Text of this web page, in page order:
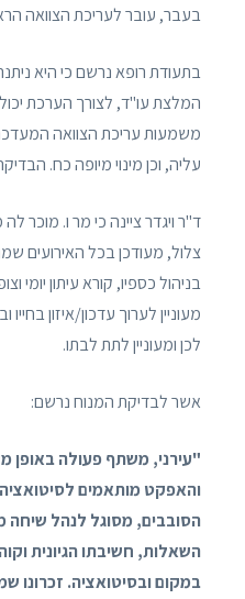
בעבר, עובר לעריכת הצוואה
בתעודת רופא נרשם כי היא
המלצת עו"ד, לצורך הערכת
משמעות עריכת הצוואה
עליה, וכן מינוי מיופה כח.
צלול, מעודכן בכל האירועים
בניהול כספיו, קורא עיתון יומי
מעוניין לערוך עדכון/איזון
לכן ומעוניין לתת לבתו.
אשר לבדיקת המנוח נרשם:
"עירני, משתף פעולה באופן
והאפקט מותאמים
הסובבים, מסוגל לנהל שיחה
השאלות, חשיבתו הגיונית
במקום ובסיטואציה. זכרונו